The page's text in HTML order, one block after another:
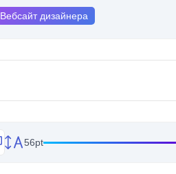
Вебсайт дизайнера
56pt